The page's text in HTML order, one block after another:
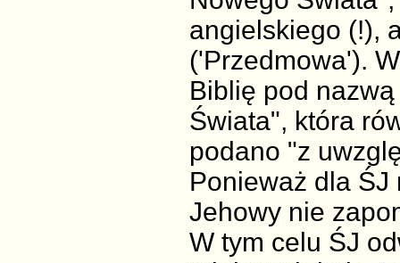
angielskiego (!),
('Przedmowa').
Biblię pod
Świata", która
podano "z
Ponieważ dla
Jehowy nie
W tym celu ŚJ